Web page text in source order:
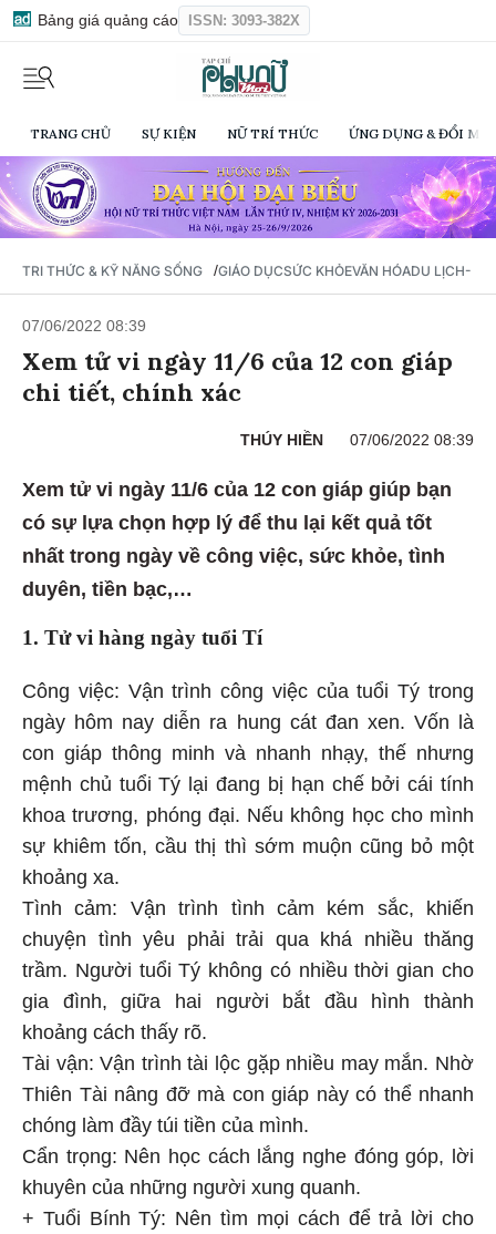
Bảng giá quảng cáo ISSN: 3093-382X
TRANG CHỦ SỰ KIỆN NỮ TRÍ THỨC ỨNG DỤNG & ĐỔI
TRI THỨC & KỸ NĂNG SỐNG /GIÁO DỤCSỨC KHỎEVĂN HÓADU LỊCH-
07/06/2022 08:39
Xem tử vi ngày 11/6 của 12 con giáp
chi tiết, chính xác
THÚY HIỀN 07/06/2022 08:39
Xem tử vi ngày 11/6 của 12 con giáp giúp bạn
có sự lựa chọn hợp lý để thu lại kết quả tốt
nhất trong ngày về công việc, sức khỏe, tình
duyên, tiền bạc,…
1. Tử vi hàng ngày tuổi Tí
Công việc: Vận trình công việc của tuổi Tý trong
ngày hôm nay diễn ra hung cát đan xen. Vốn là
con giáp thông minh và nhanh nhạy, thế nhưng
mệnh chủ tuổi Tý lại đang bị hạn chế bởi cái tính
khoa trương, phóng đại. Nếu không học cho mình
sự khiêm tốn, cầu thị thì sớm muộn cũng bỏ một
khoảng xa.
Tình cảm: Vận trình tình cảm kém sắc, khiến
chuyện tình yêu phải trải qua khá nhiều thăng
trầm. Người tuổi Tý không có nhiều thời gian cho
gia đình, giữa hai người bắt đầu hình thành
khoảng cách thấy rõ.
Tài vận: Vận trình tài lộc gặp nhiều may mắn. Nhờ
Thiên Tài nâng đỡ mà con giáp này có thể nhanh
chóng làm đầy túi tiền của mình.
Cẩn trọng: Nên học cách lắng nghe đóng góp, lời
khuyên của những người xung quanh.
+ Tuổi Bính Tý: Nên tìm mọi cách để trả lời cho